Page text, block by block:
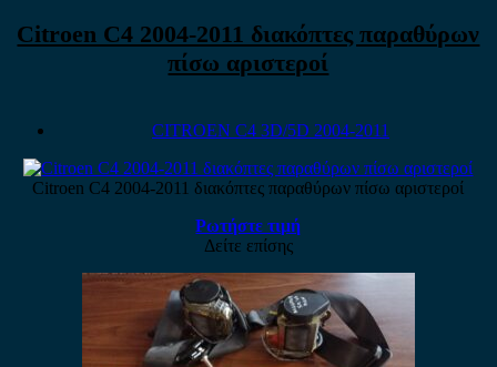
Citroen C4 2004-2011 διακόπτες παραθύρων
πίσω αριστεροί
CITROEN C4 3D/5D 2004-2011
Citroen C4 2004-2011 διακόπτες παραθύρων πίσω αριστεροί
Ρωτήστε τιμή
Δείτε επίσης